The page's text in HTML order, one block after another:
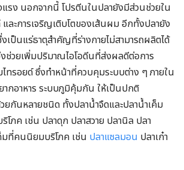
รง นอกจากนี้ โปรตีนในปลายังมีส่วนช่วยใน
และการเจริญเติบโตของเส้นผม อีกทั้งปลายัง
เป็นแร่ธาตุสำคัญที่ร่างกายไม่สามารถผลิตได้
งช่วยเพิ่มปริมาณไอโอดีนที่ส่งผลดีต่อการ
ทรอยด์ ซึ่งทำหน้าที่ควบคุมระบบต่าง ๆ ภายใน
ากอาหาร ระบบภูมิคุ้มกัน ให้เป็นปกติ
กันหลายชนิด ทั้งปลาน้ำจืดและปลาน้ำเค็ม
ภค เช่น ปลาดุก ปลาสวาย ปลานิล ปลา
ที่คนนิยมบริโภค เช่น ปลาแซลมอน ปลาเก๋า